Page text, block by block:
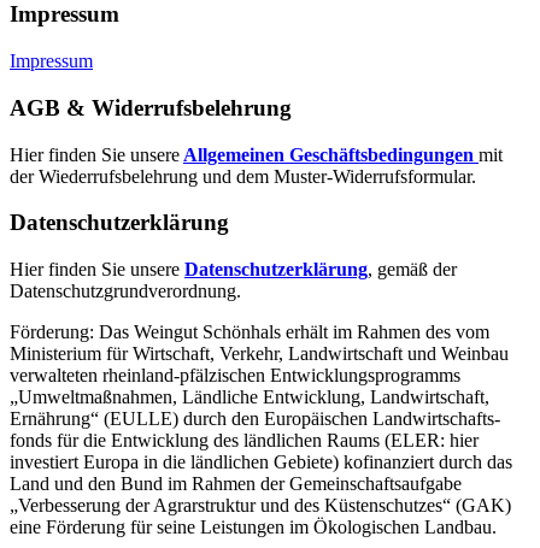
Impressum
Impressum
AGB & Widerrufsbelehrung
Hier finden Sie unsere Allgemeinen Geschäftsbedingungen mit
der Wiederrufsbelehrung und dem Muster-Widerrufsformular.
Datenschutzerklärung
Hier finden Sie unsere Datenschutzerklärung, gemäß der
Datenschutzgrundverordnung.
Förderung: Das Weingut Schönhals erhält im Rahmen des vom
Minis­terium für Wirtschaft, Verkehr, Land­wirt­schaft und Weinbau
verwal­teten rhein­land-pfälzischen Entwick­lungs­programms
„Umwelt­maßnahmen, Länd­liche Entwick­lung, Landwirt­schaft,
Ernährung“ (EULLE) durch den Euro­päischen Land­wirtschafts­
fonds für die Entwick­lung des länd­lichen Raums (ELER: hier
investiert Europa in die ländlichen Gebiete) kofinanziert durch das
Land und den Bund im Rahmen der Gemein­schafts­aufgabe
„Verbes­serung der Agrar­struktur und des Küsten­schutzes“ (GAK)
eine Förderung für seine Leis­tungen im Ökolo­gischen Landbau.